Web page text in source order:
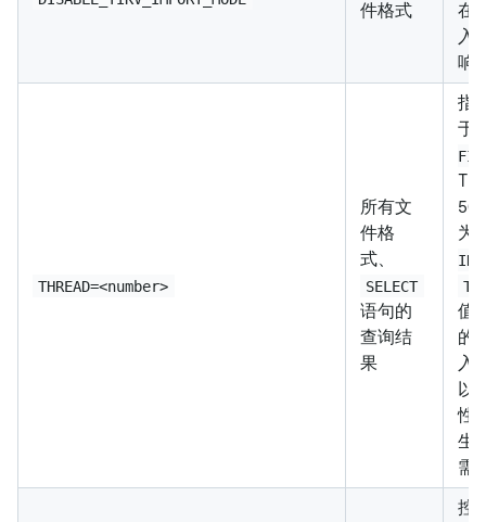
件格式
在
入
响
THREAD=<number>
所有文
件格
式、
SELECT
语句的
查询结
果
指
于
为
值
的
入
以
性
生
需
控